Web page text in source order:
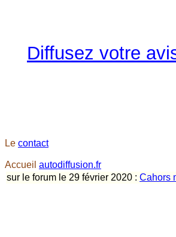
Diffusez votre
Le contact
Accueil autodiffusion.fr
sur le forum le 29 février 2020 : Cahors